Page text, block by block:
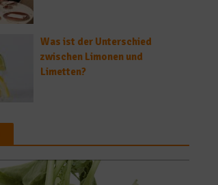
Was ist der Unterschied
zwischen Limonen und
Limetten?